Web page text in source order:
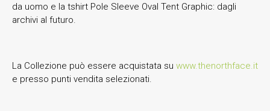
da uomo e la tshirt Pole Sleeve Oval Tent Graphic: dagli
archivi al futuro.
La Collezione può essere acquistata su www.thenorthface.it
e presso punti vendita selezionati.